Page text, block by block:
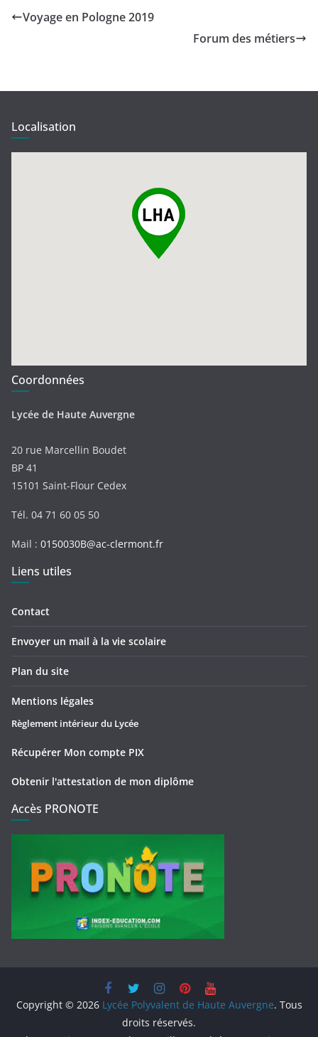
Voyage en Pologne 2019
Forum des métiers
Localisation
Coordonnées
Lycée de Haute Auvergne
20 rue Marcellin Boudet
BP 41
15101 Saint-Flour Cedex
Tél. 04 71 60 05 50
Mail : 0150030B@ac-clermont.fr
Liens utiles
Contact
Envoyer un mail à la vie scolaire
Plan du site
Mentions légales
Règlement intérieur du Lycée
Récupérer Mon compte PIX
Obtenir l'attestation de mon diplôme
Accès PRONOTE
Copyright © 2026 Lycée Polyvalent de Haute Auvergne. Tous
droits réservés.